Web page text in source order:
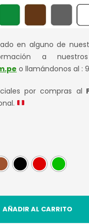
en alguno de
a nuestros
o llamándonos al :
por compras al
AÑADIR AL CARRITO